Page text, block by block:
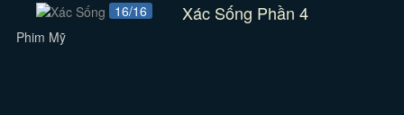
16/16
Xác Sống Phần 4
Phim Mỹ